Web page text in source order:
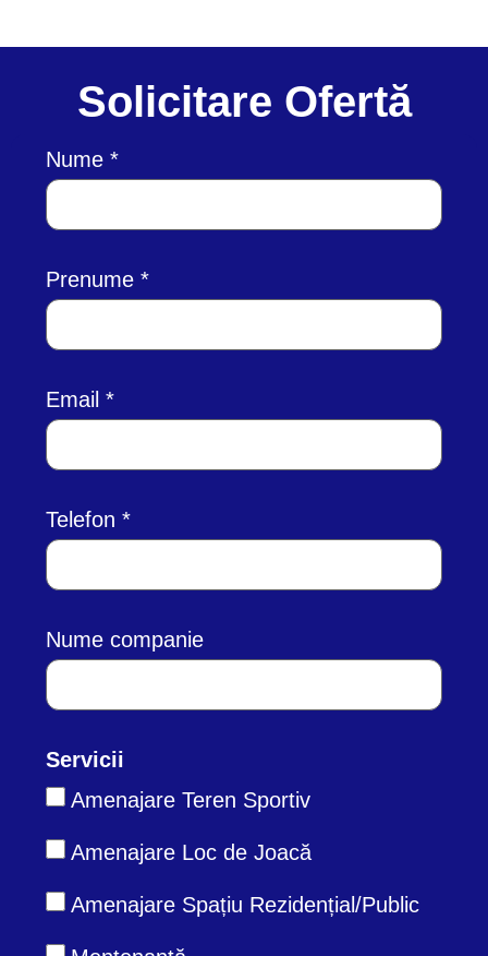
Solicitare Ofertă
Nume
Prenume
Email
Telefon
Nume companie
Servicii
Amenajare Teren Sportiv
Amenajare Loc de Joacă
Amenajare Spațiu Rezidențial/Public